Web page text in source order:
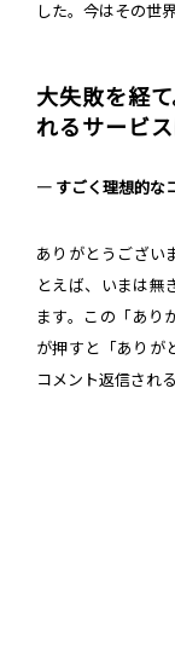
した。今はその世
大失敗を経
れるサービ
― すごく理想的な
ありがとうござい
とえば、いまは無
ます。この「あり
が押すと「ありが
コメント返信され